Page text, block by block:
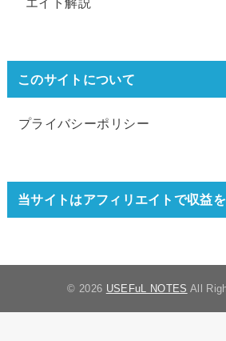
このサイトについて
プライバシーポリシー
当サイトはアフィリエイトで収益
© 2026 USEFuL NOTES All